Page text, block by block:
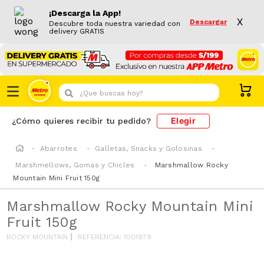
¡Descarga la App!
Descubre toda nuestra variedad con
delivery GRATIS
Descargar X
¿Que buscas hoy?
¿Cómo quieres recibir tu pedido? Elegir
Abarrotes
Galletas, Snacks y Golosinas
Marshmellows, Gomas y Chicles
Marshmallow Rocky
Mountain Mini Fruit 150g
Marshmallow Rocky Mountain Mini
Fruit 150g
ROCKY MOUNTAIN REFERENCIA:1001979